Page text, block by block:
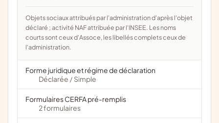
Objets sociaux attribués par l'administration d'après l'objet
déclaré ; activité NAF attribuée par l'INSEE. Les noms
courts sont ceux d'Assoce, les libellés complets ceux de
l'administration.
Forme juridique et régime de déclaration
Déclarée / Simple
Formulaires CERFA pré-remplis
2 formulaires